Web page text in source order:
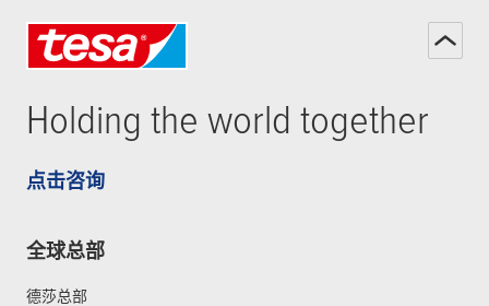
Holding the world together
点击咨询
全球总部
德莎总部